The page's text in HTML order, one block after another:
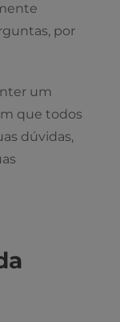
por
um
que todos
dúvidas,